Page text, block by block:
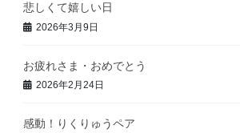
悲しくて嬉しい日
2026年3月9日
お疲れさま・おめでとう
2026年2月24日
感動！りくりゅうペア